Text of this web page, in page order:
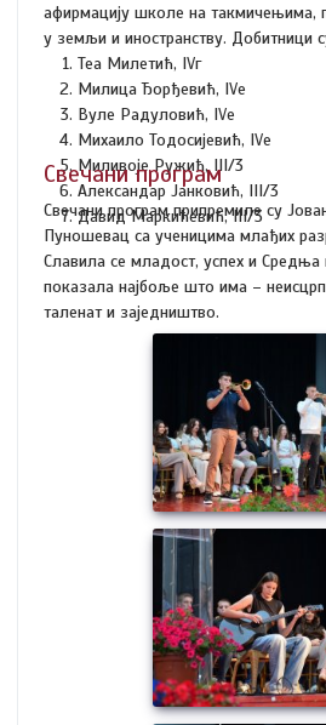
афирмацију школе на такмичењима,
у земљи и иностранству. Добитници
Теа Милетић, IVг
Милица Ђорђевић, IVе
Вуле Радуловић, IVе
Михаило Тодосијевић, IVе
Миливоје Ружић, III/3
Александар Јанковић, III/3
Давид Маркићевић, III/3
Свечани програм
Свечани програм припремиле су
Пуношевац са ученицима млађих
Славила се младост, успех и Средња
показала најбоље што има –
таленат и заједништво.